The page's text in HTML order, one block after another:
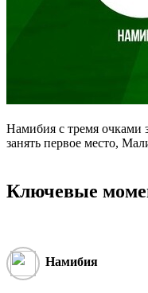
Намибия с тремя очками
занять первое место,
Ключевые
Намибия